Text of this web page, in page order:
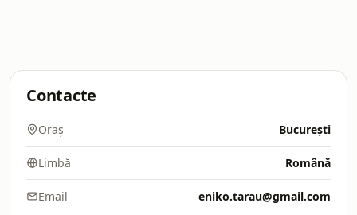
Contacte
Oraș București
Limbă Română
Email eniko.tarau@gmail.com